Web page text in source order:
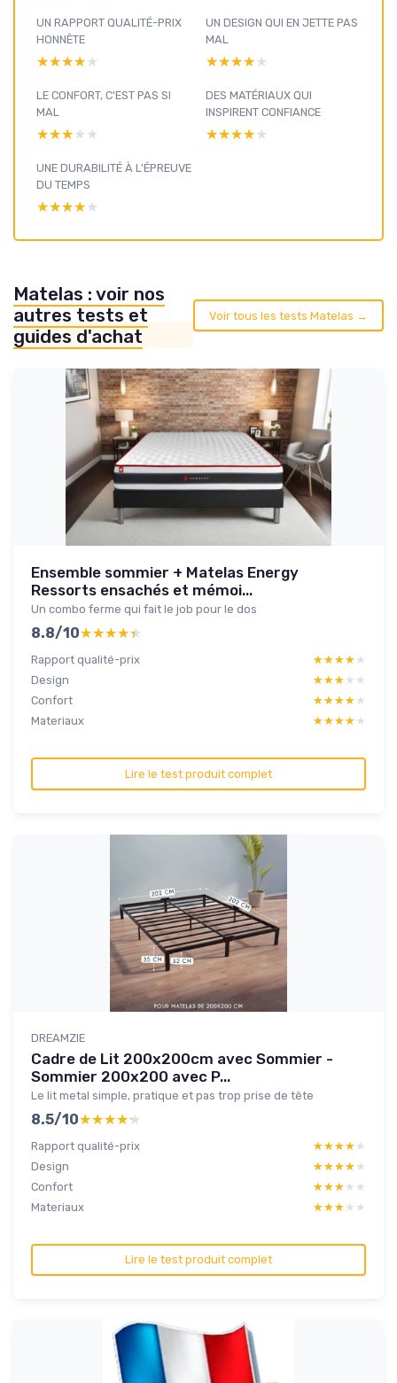
UN RAPPORT QUALITÉ-PRIX
HONNÊTE
★★★★★
★★★★★
UN DESIGN QUI EN JETTE PAS
MAL
★★★★★
★★★★★
LE CONFORT, C'EST PAS SI
MAL
★★★★★
★★★★★
DES MATÉRIAUX QUI
INSPIRENT CONFIANCE
★★★★★
★★★★★
UNE DURABILITÉ À L'ÉPREUVE
DU TEMPS
★★★★★
★★★★★
Matelas : voir nos
autres tests et
guides d'achat
Voir tous les tests Matelas →
Ensemble sommier + Matelas Energy
Ressorts ensachés et mémoi...
Un combo ferme qui fait le job pour le dos
8.8/10★★★★★
★★★★★
Rapport qualité-prix ★★★★★
★★★★★
Design
★★★★★
★★★★★
Confort
★★★★★
★★★★★
Materiaux
★★★★★
★★★★★
Lire le test produit complet
DREAMZIE
Cadre de Lit 200x200cm avec Sommier -
Sommier 200x200 avec P...
Le lit metal simple, pratique et pas trop prise de tête
8.5/10★★★★★
★★★★★
Rapport qualité-prix ★★★★★
★★★★★
Design
★★★★★
★★★★★
Confort
★★★★★
★★★★★
Materiaux
★★★★★
★★★★★
Lire le test produit complet